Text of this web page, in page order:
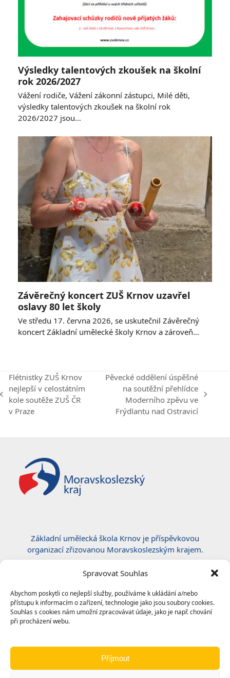
Spravovat Souhlas
Abychom poskytli co nejlepší služby, používáme k ukládání a/nebo
přístupu k informacím o zařízení, technologie jako jsou soubory cookies.
Souhlas s cookies nám umožní zpracovávat údaje, jako je např. chování
při procházení webu.
Příjmout
Výsledky talentových zkoušek na školní
rok 2026/2027
Vážení rodiče, Vážení zákonní zástupci, Milé děti,
výsledky talentových zkoušek na školní rok
2026/2027 jsou…
Závěrečný koncert ZUŠ Krnov uzavřel
oslavy 80 let školy
Ve středu 17. června 2026, se uskutečnil Závěrečný
koncert Základní umělecké školy Krnov a zároveň…
previous
post:
Flétnistky ZUŠ Krnov
nejlepší v celostátním
kole soutěže ZUŠ ČR
v Praze
Pěvecké oddělení úspěšné
na soutěžní přehlídce
Moderního zpěvu ve
Frýdlantu nad Ostravicí
Základní umělecká škola Krnov je příspěvkovou
organizací zřizovanou Moravskoslezským krajem.
Certifikace ČSN EN ISO 50001:2019